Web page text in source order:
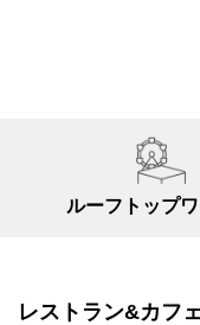
ルーフトップ
レストラン&カフ